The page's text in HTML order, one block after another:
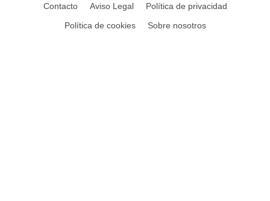
Contacto Aviso Legal
Política de privacidad
Política de cookies
Sobre nosotros